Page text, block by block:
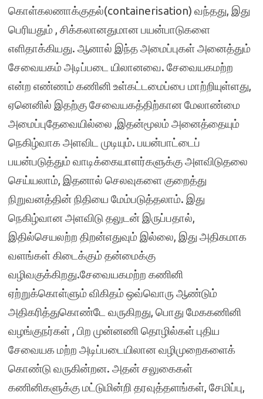
கொள்கலணாக்குதல்(containerisation) வந்தது, இது
பெரியதும் , சிக்கலானதுமான பயன்பாடுகளை
எளிதாக்கியது. ஆனால் இந்த அமைப்புகள் அனைத்தும்
சேவையகம் அடிப்படை யிலானவை. சேவையகமற்ற
என்ற எண்ணம் கணினி உள்கட்டமைப்பை மாற்றியுள்ளது,
ஏனெனில் இதற்கு சேவையகத்திற்கான மேலாண்மை
அமைப்புதேவையில்லை ,இதன்மூலம் அனைத்தையும்
நெகிழ்வாக அளவிட முடியும். பயன்பாட்டைப்
பயன்படுத்தும் வாடிக்கையாளர்களுக்கு அளவிடுதலை
செய்யலாம், இதனால் செலவுகளை குறைத்து
நிறுவனத்தின் நிதியை மேம்படுத்தலாம். இது
நெகிழ்வான அளவிடு தலுடன் இருப்பதால்,
இதில்செயலற்ற திறன்எதுவும் இல்லை, இது அதிகமாக
வளங்கள் கிடைக்கும் தன்மைக்கு
வழிவகுக்கிறது.சேவையகமற்ற கணினி
ஏற்றுக்கொள்ளும் விகிதம் ஒவ்வொரு ஆண்டும்
அதிகரித்துகொண்டே வருகிறது, பொது மேககணினி
வழங்குநர்கள் , பிற முன்னணி தொழில்கள் புதிய
சேவையக மற்ற அடிப்படையிலான வழிமுறைகளைக்
கொண்டு வருகின்றன. அதன் சலுகைகள்
கணினிகளுக்கு மட்டுமின்றி தரவுத்தளங்கள், சேமிப்பு,